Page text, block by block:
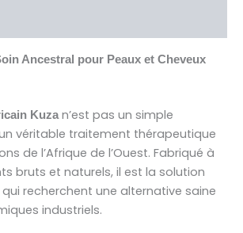
Ancestral pour Peaux et Cheveux
Kuzan’est pas un simple
véritable traitement thérapeutique
de l’Afrique de l’Ouest. Fabriqué à
bruts et naturels, il est la solution
recherchent une alternative saine
industriels.